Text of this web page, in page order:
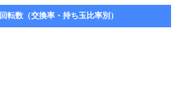
転数（交換率・持ち玉比率別）